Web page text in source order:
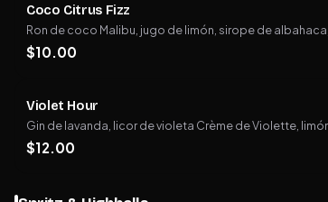
Coco Citrus Fizz
Ron de coco Malibu, jugo de limón, sirope de
$10.00
Violet Hour
Gin de lavanda, licor de violeta Crème de Violette,
$12.00